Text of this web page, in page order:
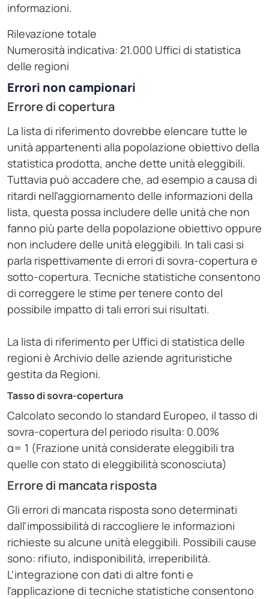
informazioni.
Rilevazione totale
Numerosità indicativa: 21.000 Uffici di statistica
delle regioni
Errori non campionari
Errore di copertura
La lista di riferimento dovrebbe elencare tutte le
unità appartenenti alla popolazione obiettivo della
statistica prodotta, anche dette unità eleggibili.
Tuttavia può accadere che, ad esempio a causa di
ritardi nell'aggiornamento delle informazioni della
lista, questa possa includere delle unità che non
fanno più parte della popolazione obiettivo oppure
non includere delle unità eleggibili. In tali casi si
parla rispettivamente di errori di sovra-copertura e
sotto-copertura. Tecniche statistiche consentono
di correggere le stime per tenere conto del
possibile impatto di tali errori sui risultati.
La lista di riferimento per Uffici di statistica delle
regioni è Archivio delle aziende agrituristiche
gestita da Regioni.
Tasso di sovra-copertura
Calcolato secondo lo standard Europeo, il tasso di
sovra-copertura del periodo risulta: 0.00%
α= 1 (Frazione unità considerate eleggibili tra
quelle con stato di eleggibilità sconosciuta)
Errore di mancata risposta
Gli errori di mancata risposta sono determinati
dall'impossibilità di raccogliere le informazioni
richieste su alcune unità eleggibili. Possibili cause
sono: rifiuto, indisponibilità, irreperibilità.
L'integrazione con dati di altre fonti e
l'applicazione di tecniche statistiche consentono